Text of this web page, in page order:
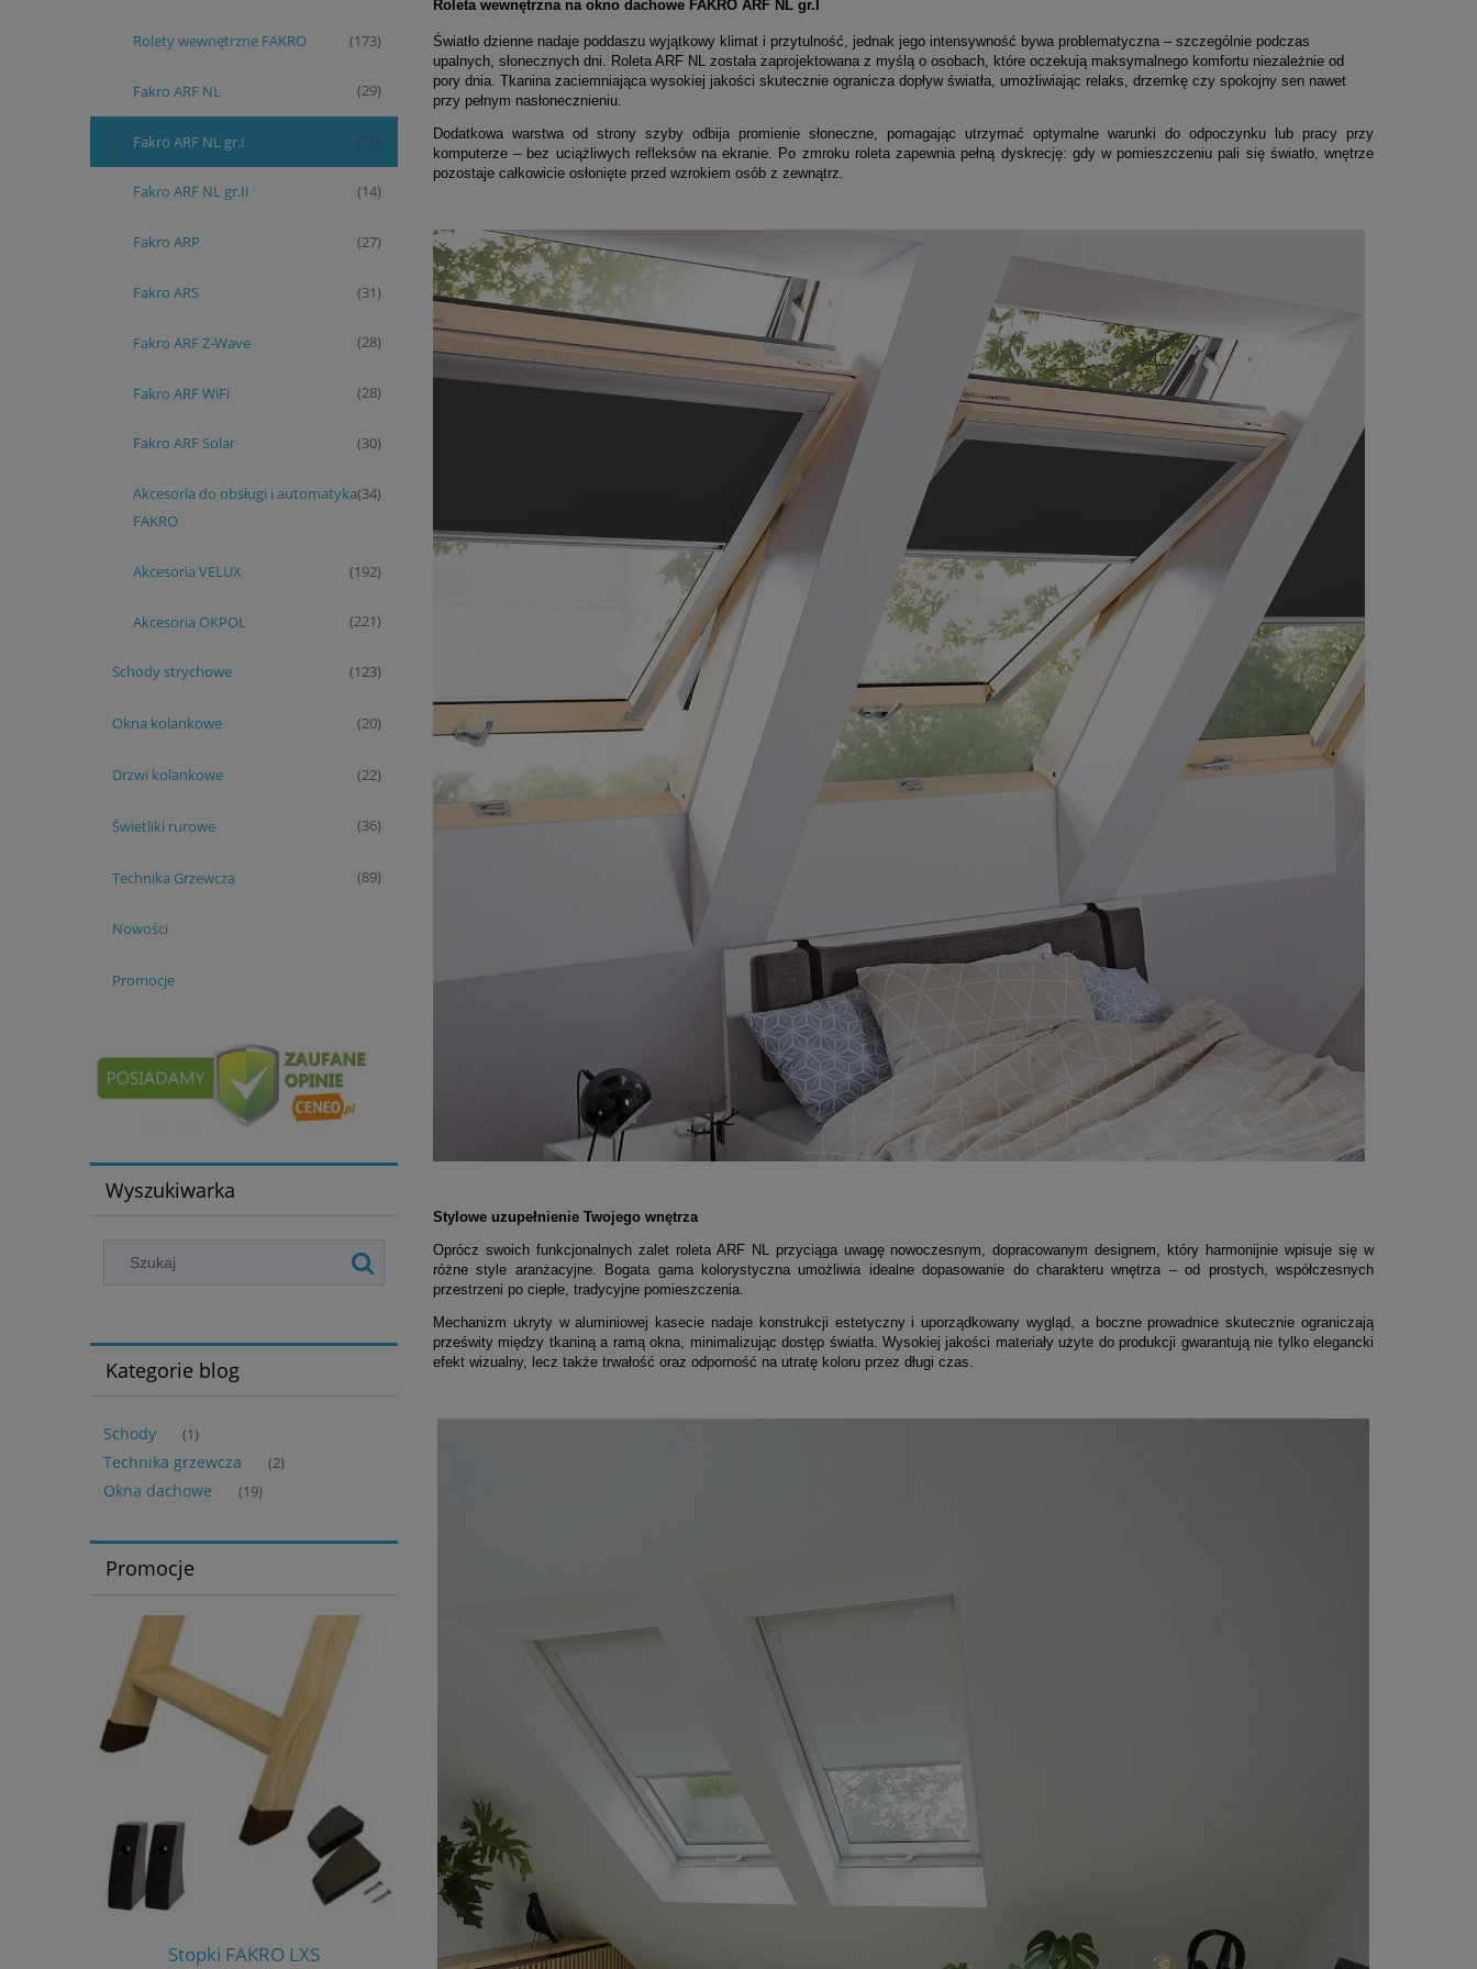
Rolety wewnętrzne FAKRO (173)
Fakro ARF NL (29)
Fakro ARF NL gr.I (15)
Fakro ARF NL gr.II (14)
Fakro ARP (27)
Fakro ARS (31)
Fakro ARF Z-Wave (28)
Fakro ARF WiFi (28)
Fakro ARF Solar (30)
Akcesoria do obsługi i automatyka
FAKRO
(34)
Akcesoria VELUX (192)
Akcesoria OKPOL (221)
Schody strychowe (123)
Okna kolankowe (20)
Drzwi kolankowe (22)
Świetliki rurowe (36)
Technika Grzewcza (89)
Nowości
Promocje
Wyszukiwarka
Kategorie blog
Schody (1)
Technika grzewcza (2)
Okna dachowe (19)
Promocje
Stopki FAKRO LXS
Roleta wewnętrzna na okno dachowe FAKRO ARF NL gr.I
Światło dzienne nadaje poddaszu wyjątkowy klimat i przytulność, jednak jego intensywność bywa problematyczna – szczególnie podczas
upalnych, słonecznych dni. Roleta ARF NL została zaprojektowana z myślą o osobach, które oczekują maksymalnego komfortu niezależnie od
pory dnia. Tkanina zaciemniająca wysokiej jakości skutecznie ogranicza dopływ światła, umożliwiając relaks, drzemkę czy spokojny sen nawet
przy pełnym nasłonecznieniu.
Dodatkowa warstwa od strony szyby odbija promienie słoneczne, pomagając utrzymać optymalne warunki do odpoczynku lub pracy przy
komputerze – bez uciążliwych refleksów na ekranie. Po zmroku roleta zapewnia pełną dyskrecję: gdy w pomieszczeniu pali się światło, wnętrze
pozostaje całkowicie osłonięte przed wzrokiem osób z zewnątrz.
Stylowe uzupełnienie Twojego wnętrza
Oprócz swoich funkcjonalnych zalet roleta ARF NL przyciąga uwagę nowoczesnym, dopracowanym designem, który harmonijnie wpisuje się w
różne style aranżacyjne. Bogata gama kolorystyczna umożliwia idealne dopasowanie do charakteru wnętrza – od prostych, współczesnych
przestrzeni po ciepłe, tradycyjne pomieszczenia.
Mechanizm ukryty w aluminiowej kasecie nadaje konstrukcji estetyczny i uporządkowany wygląd, a boczne prowadnice skutecznie ograniczają
prześwity między tkaniną a ramą okna, minimalizując dostęp światła. Wysokiej jakości materiały użyte do produkcji gwarantują nie tylko elegancki
efekt wizualny, lecz także trwałość oraz odporność na utratę koloru przez długi czas.